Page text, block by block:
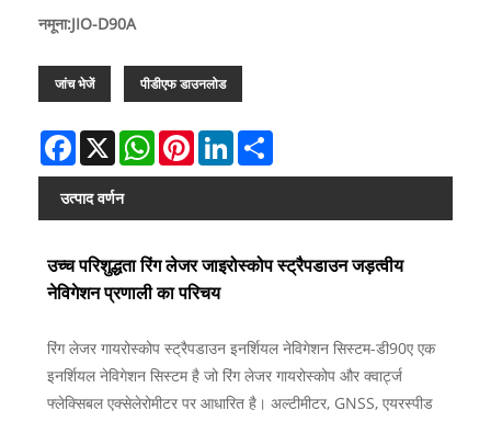
नमूना:JIO-D90A
जांच भेजें पीडीएफ डाउनलोड
Facebook
X WhatsAppPinterestLinkedIn
उत्पाद वर्णन
उच्च परिशुद्धता रिंग लेजर जाइरोस्कोप स्ट्रैपडाउन जड़त्वीय
नेविगेशन प्रणाली का परिचय
रिंग लेजर गायरोस्कोप स्ट्रैपडाउन इनर्शियल नेविगेशन सिस्टम-डी90ए एक
इनर्शियल नेविगेशन सिस्टम है जो रिंग लेजर गायरोस्कोप और क्वार्ट्ज
फ्लेक्सिबल एक्सेलेरोमीटर पर आधारित है। अल्टीमीटर, GNSS, एयरस्पीड